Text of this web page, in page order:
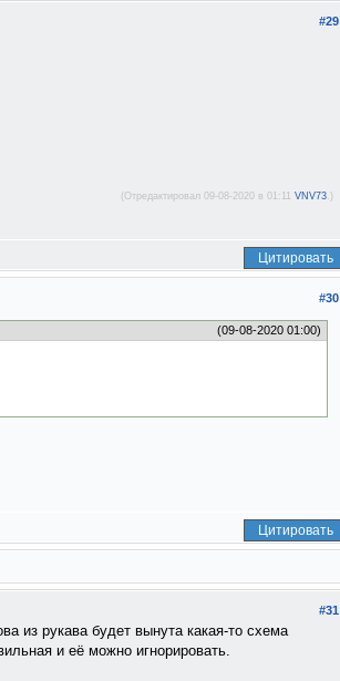
#29
(Отредактировал 09-08-2020 в 01:11 VNV73 .)
Цитировать
#30
(09-08-2020 01:00)
Цитировать
#31
из рукава будет вынута какая-то схема
и её можно игнорировать.